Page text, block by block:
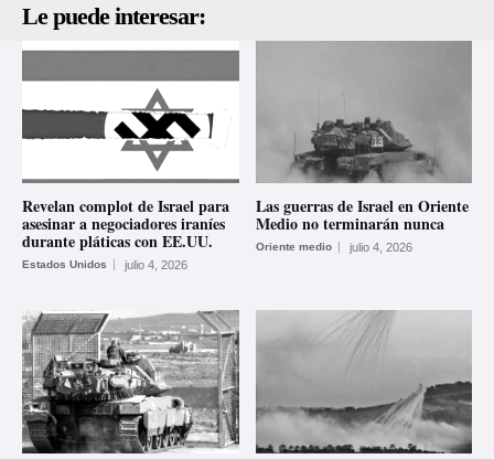
Le puede interesar:
Revelan complot de Israel para
asesinar a negociadores iraníes
durante pláticas con EE.UU.
Estados Unidos julio 4, 2026
Las guerras de Israel en Oriente
Medio no terminarán nunca
Oriente medio julio 4, 2026